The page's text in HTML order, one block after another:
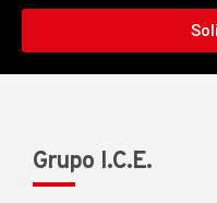
Grupo I.C.E.